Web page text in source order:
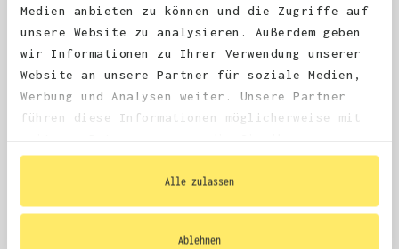
Medien anbieten zu können und die Zugriffe auf
unsere Website zu analysieren. Außerdem geben
wir Informationen zu Ihrer Verwendung unserer
Website an unsere Partner für soziale Medien,
Werbung und Analysen weiter. Unsere Partner
führen diese Informationen möglicherweise mit
bereitgestellt haben oder die sie im Rahmen
Ihrer Nutzung der Dienste gesammelt haben.
Alle zulassen
Ablehnen
Excellent
4.68 average
1,981 reviews
Die Kommunikation zur Überprüfung der